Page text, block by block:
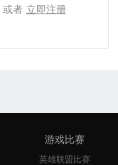
或者 立即注册
游戏比赛
英雄联盟比赛